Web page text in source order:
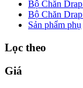
Bộ Chăn
Bộ Chăn
Sản phẩm phụ
Lọc theo
Giá